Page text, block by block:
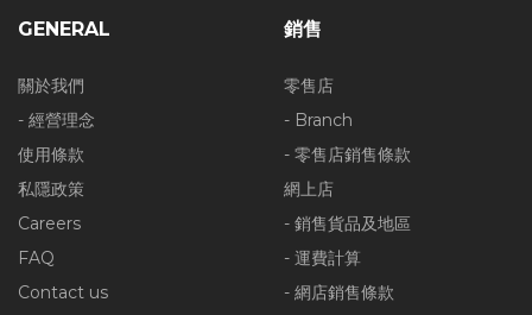
GENERAL
關於我們
- 經營理念
使用條款
私隱政策
Careers
FAQ
Contact us
銷售
零售店
- Branch
- 零售店銷售條款
網上店
- 銷售貨品及地區
- 運費計算
- 網店銷售條款